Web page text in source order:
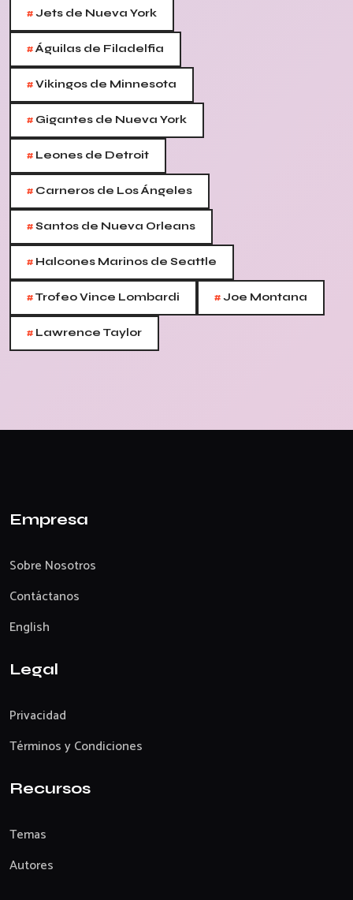
#Jets de Nueva York
#Águilas de Filadelfia
#Vikingos de Minnesota
# Gigantes de Nueva York
# Leones de Detroit
# Carneros de Los Ángeles
#Santos de Nueva Orleans
# Halcones Marinos de Seattle
#Trofeo Vince Lombardi #Joe Montana
# Lawrence Taylor
Empresa
Sobre Nosotros
Contáctanos
English
Legal
Privacidad
Términos y Condiciones
Recursos
Temas
Autores